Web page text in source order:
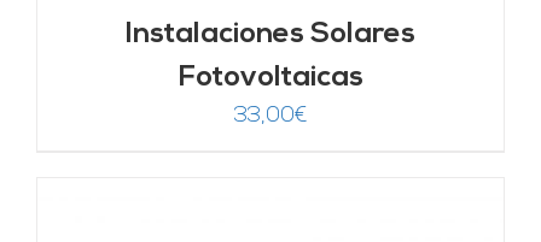
Instalaciones Solares
Fotovoltaicas
33,00€